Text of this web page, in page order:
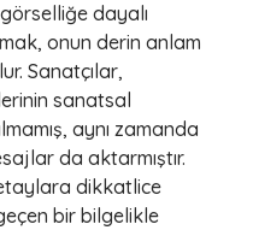
dayalı
onun derin anlam
Sanatçılar,
sanatsal
aynı zamanda
da aktarmıştır.
dikkatlice
bir bilgelikle